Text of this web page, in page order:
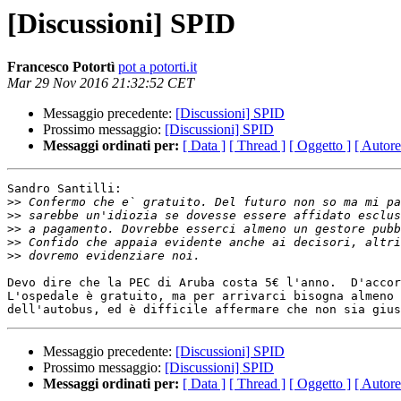
[Discussioni] SPID
Francesco Potortì pot a potorti.it
Mar 29 Nov 2016 21:32:52 CET
Messaggio precedente: [Discussioni] SPID
Prossimo messaggio: [Discussioni] SPID
Messaggi ordinati per: [ Data ] [ Thread ] [ Oggetto ] [
Sandro Santilli:
>>
>>
>>
>>
>>
Devo dire che la PEC di Aruba costa 5€ l'anno.
L'ospedale è gratuito, ma per arrivarci bisogna
Messaggio precedente: [Discussioni] SPID
Prossimo messaggio: [Discussioni] SPID
Messaggi ordinati per: [ Data ] [ Thread ] [ Oggetto ] [